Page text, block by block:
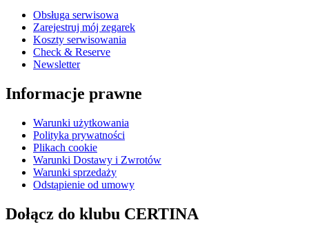
Obsługa serwisowa
Zarejestruj mój zegarek
Koszty serwisowania
Check & Reserve
Newsletter
Informacje prawne
Warunki użytkowania
Polityka prywatności
Plikach cookie
Warunki Dostawy i Zwrotów
Warunki sprzedaży
Odstąpienie od umowy
Dołącz do klubu CERTINA